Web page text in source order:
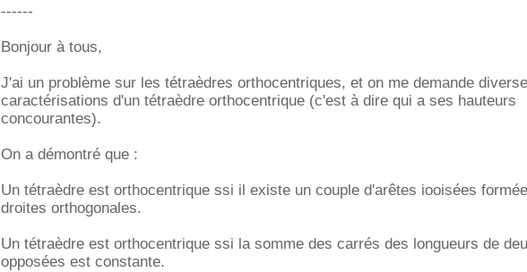
------
Bonjour à tous,
J'ai un problème sur les tétraèdres orthocentriques, et on me demande
caractérisations d'un tétraèdre orthocentrique (c'est à dire qui a ses hauteurs
concourantes).
On a démontré que :
Un tétraèdre est orthocentrique ssi il existe un couple d'arêtes iooisées
droites orthogonales.
Un tétraèdre est orthocentrique ssi la somme des carrés des longueurs de
opposées est constante.